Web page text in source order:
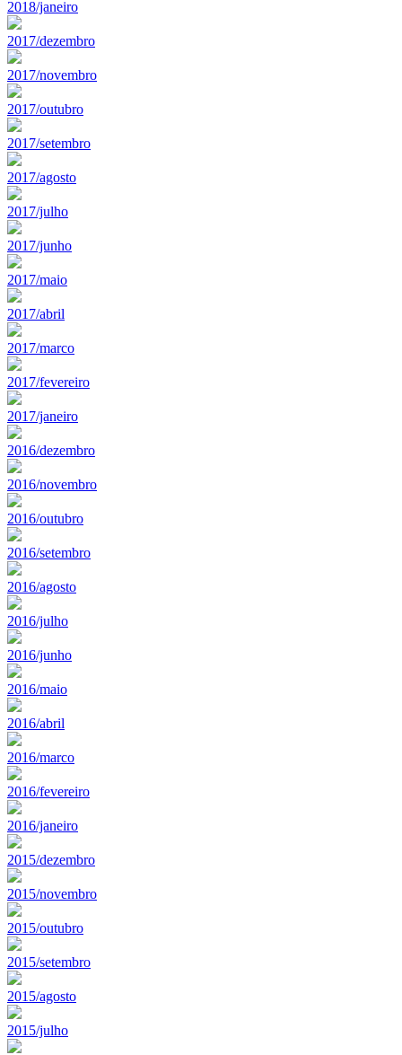
2018/janeiro
2017/dezembro
2017/novembro
2017/outubro
2017/setembro
2017/agosto
2017/julho
2017/junho
2017/maio
2017/abril
2017/marco
2017/fevereiro
2017/janeiro
2016/dezembro
2016/novembro
2016/outubro
2016/setembro
2016/agosto
2016/julho
2016/junho
2016/maio
2016/abril
2016/marco
2016/fevereiro
2016/janeiro
2015/dezembro
2015/novembro
2015/outubro
2015/setembro
2015/agosto
2015/julho